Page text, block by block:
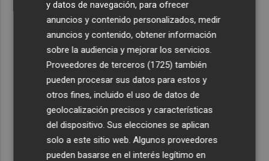
y datos de navegación, para ofrecer
anuncios y contenido personalizados, medir
anuncios y contenido, obtener información
sobre la audiencia y mejorar los servicios.
Proveedores de terceros (1725) también
pueden procesar sus datos para estos y
otros fines, incluido el uso de datos de
geolocalización precisos y características
del dispositivo. Sus elecciones se aplican
solo a este sitio web. Algunos proveedores
pueden basarse en el interés legítimo en